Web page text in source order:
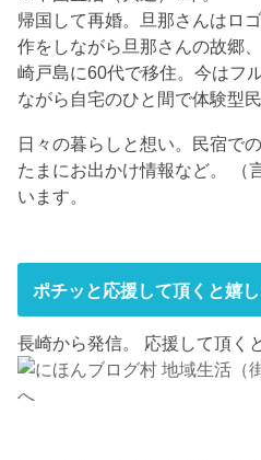
帰国して再婚。旦那さんはロ
作をしながら旦那さんの故郷
崎戸島に60代で移住。今はフ
ながら自宅のひと間で体験型
日々の暮らしと想い。民宿で
たまにお出かけ情報など。 （
います。
ポチッと応援して頂くと嬉し
長崎から発信。 応援して頂く